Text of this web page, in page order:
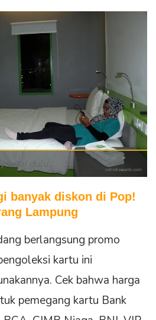
dulu…
banyak diskon di Pop!
Lampung
berlangsung promo
kartu ini
Cek bahwa harga
pemegang kartu Bank